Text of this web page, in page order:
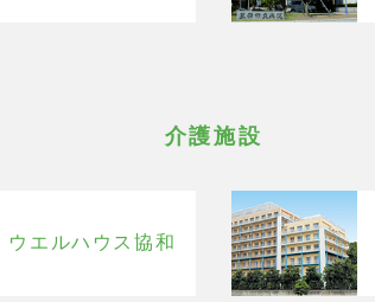
介護施設
ウエルハウス協和